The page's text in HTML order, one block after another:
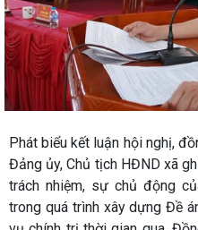
Phát biểu kết luận hội nghị,
Đảng ủy, Chủ tịch HĐND xã
trách nhiệm, sự chủ động
trong quá trình xây dựng Đề